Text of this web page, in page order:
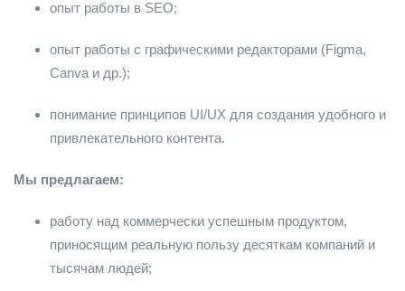
опыт работы в SEO;
опыт работы с графическими редакторами (Figma,
Canva и др.);
понимание принципов UI/UX для создания удобного и
привлекательного контента.
Мы предлагаем:
работу над коммерчески успешным продуктом,
приносящим реальную пользу десяткам компаний и
тысячам людей;